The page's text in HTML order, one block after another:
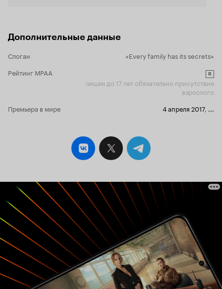
Дополнительные данные
Слоган
«Every family has its secrets»
Рейтинг MPAA
R
лицам до 17 лет обязательно присутствие
взрослого
Премьера в мире
4 апреля 2017,